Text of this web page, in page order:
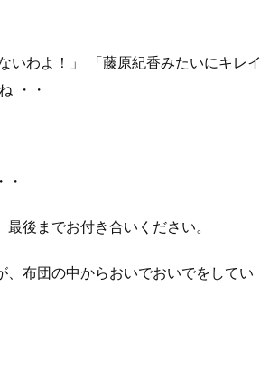
いわよ！」 「藤原紀香みたいにキレイ
・・
後までお付き合いください。
布団の中からおいでおいでをしてい